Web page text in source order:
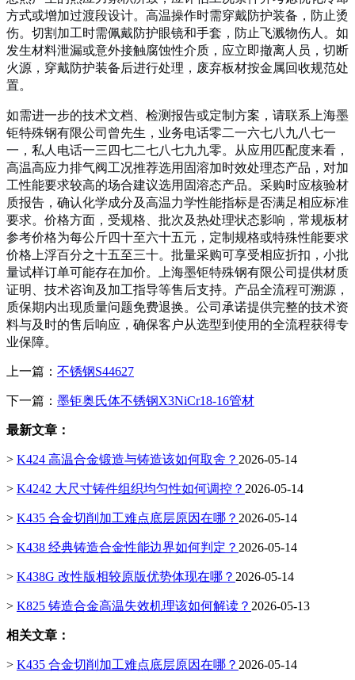
方式或增加过渡段设计。高温操作时需穿戴防护装备，防止烫
伤。切割加工时需佩戴防护眼镜和手套，防止飞溅物伤人。如
发生材料泄漏或意外接触腐蚀性介质，应立即撤离人员，切断
火源，穿戴防护装备后进行处理，废弃板材按金属回收规范处
置。
如需进一步的技术文档、检测报告或定制方案，请联系上海墨
钜特殊钢有限公司曾先生，业务电话零二一六七八九八七一
一，私人电话一三四七二七八七九九零。从应用匹配度来看，
高温高应力排气阀工况推荐选用固溶加时效处理态产品，对加
工性能要求较高的场合建议选用固溶态产品。采购时应核验材
质报告，确认化学成分及高温力学性能指标是否满足相应标准
要求。价格方面，受规格、批次及热处理状态影响，常规板材
参考价格为每公斤四十至六十五元，定制规格或特殊性能要求
价格上浮百分之十五至三十。批量采购可享受相应折扣，小批
量试样订单可能存在加价。上海墨钜特殊钢有限公司提供材质
证明、技术咨询及加工指导等售后支持。产品全流程可溯源，
质保期内出现质量问题免费退换。公司承诺提供完整的技术资
料与及时的售后响应，确保客户从选型到使用的全流程获得专
业保障。
上一篇： 不锈钢S44627
下一篇： 墨钜奥氏体不锈钢X3NiCr18-16管材
最新文章：
> K424 高温合金锻造与铸造该如何取舍？ 2026-05-14
> K4242 大尺寸铸件组织均匀性如何调控？ 2026-05-14
> K435 合金切削加工难点底层原因在哪？ 2026-05-14
> K438 经典铸造合金性能边界如何判定？ 2026-05-14
> K438G 改性版相较原版优势体现在哪？ 2026-05-14
> K825 铸造合金高温失效机理该如何解读？ 2026-05-13
相关文章：
> K435 合金切削加工难点底层原因在哪？ 2026-05-14